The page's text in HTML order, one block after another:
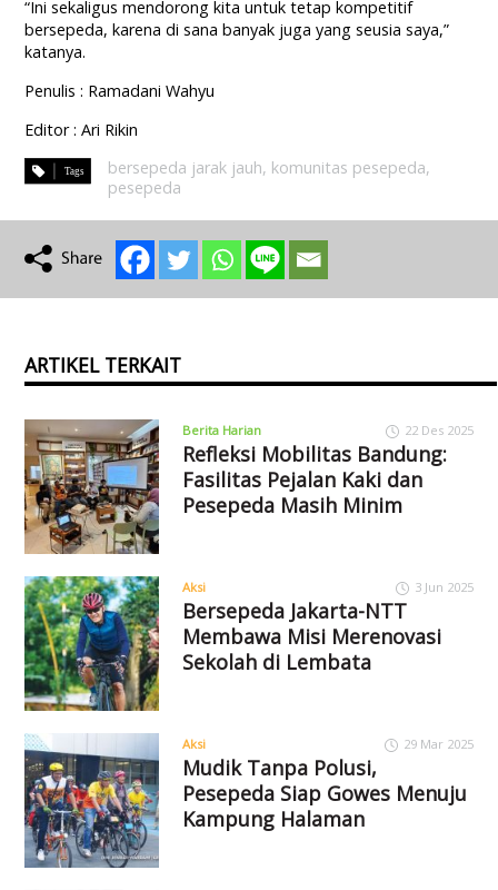
“Ini sekaligus mendorong kita untuk tetap kompetitif
bersepeda, karena di sana banyak juga yang seusia saya,”
katanya.
Penulis : Ramadani Wahyu
Editor : Ari Rikin
bersepeda jarak jauh, komunitas pesepeda,
pesepeda
ARTIKEL TERKAIT
Berita Harian 22 Des 2025
Refleksi Mobilitas Bandung:
Fasilitas Pejalan Kaki dan
Pesepeda Masih Minim
Aksi 3 Jun 2025
Bersepeda Jakarta-NTT
Membawa Misi Merenovasi
Sekolah di Lembata
Aksi 29 Mar 2025
Mudik Tanpa Polusi,
Pesepeda Siap Gowes Menuju
Kampung Halaman